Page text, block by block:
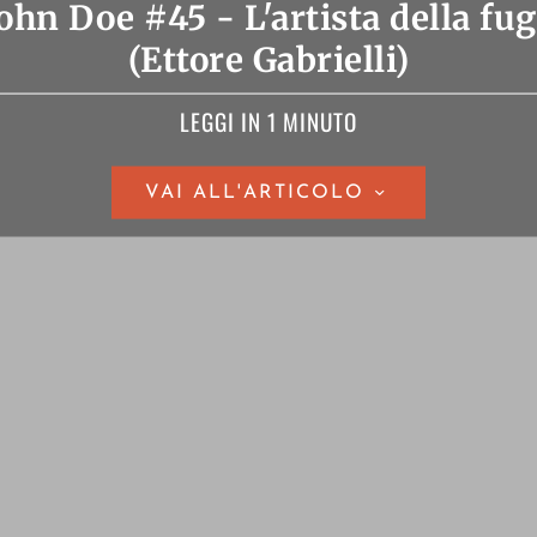
Doe #45 - L'artista della
(Ettore Gabrielli)
LEGGI IN 1 MINUTO
VAI ALL'ARTICOLO